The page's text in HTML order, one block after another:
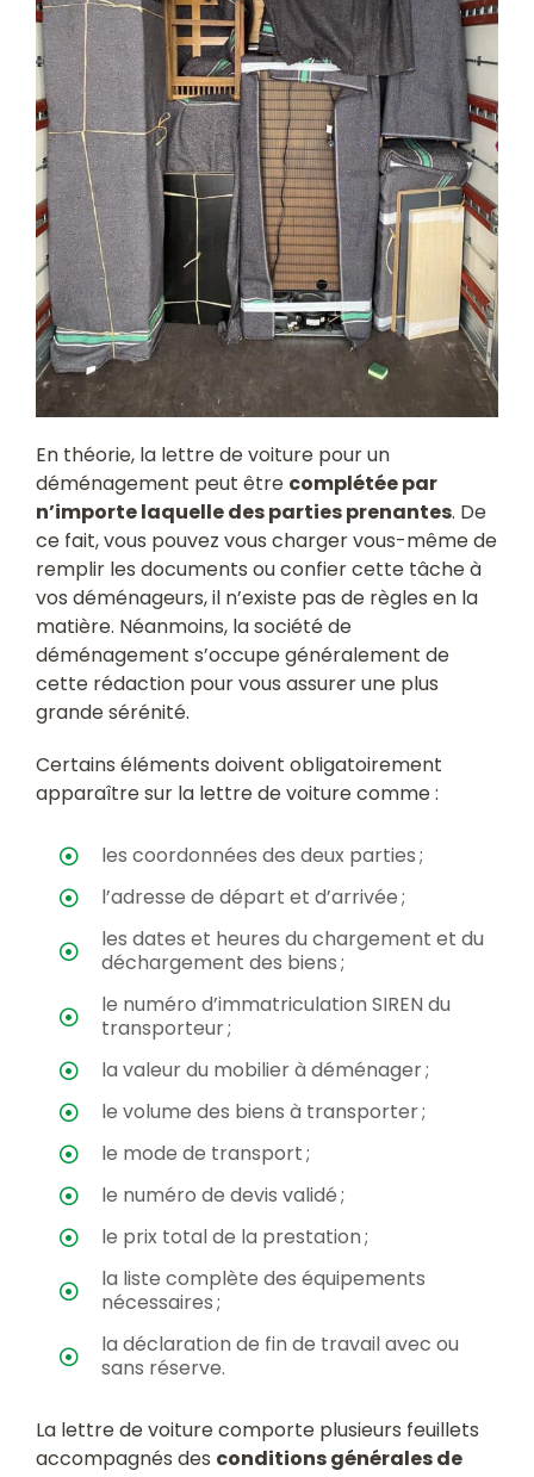
En théorie, la lettre de voiture pour un
déménagement peut être complétée par
n’importe laquelle des parties prenantes. De
ce fait, vous pouvez vous charger vous-même de
remplir les documents ou confier cette tâche à
vos déménageurs, il n’existe pas de règles en la
matière. Néanmoins, la société de
déménagement s’occupe généralement de
cette rédaction pour vous assurer une plus
grande sérénité.
Certains éléments doivent obligatoirement
apparaître sur la lettre de voiture comme :
les coordonnées des deux parties ;
l’adresse de départ et d’arrivée ;
les dates et heures du chargement et du
déchargement des biens ;
le numéro d’immatriculation SIREN du
transporteur ;
la valeur du mobilier à déménager ;
le volume des biens à transporter ;
le mode de transport ;
le numéro de devis validé ;
le prix total de la prestation ;
la liste complète des équipements
nécessaires ;
la déclaration de fin de travail avec ou
sans réserve.
La lettre de voiture comporte plusieurs feuillets
accompagnés des conditions générales de